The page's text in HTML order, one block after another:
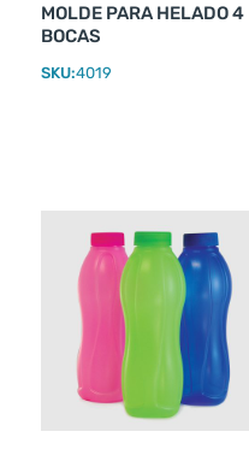
MOLDE PARA HELADO 4
BOCAS
SKU:4019